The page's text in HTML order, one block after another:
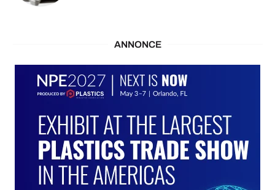
ANNONCE